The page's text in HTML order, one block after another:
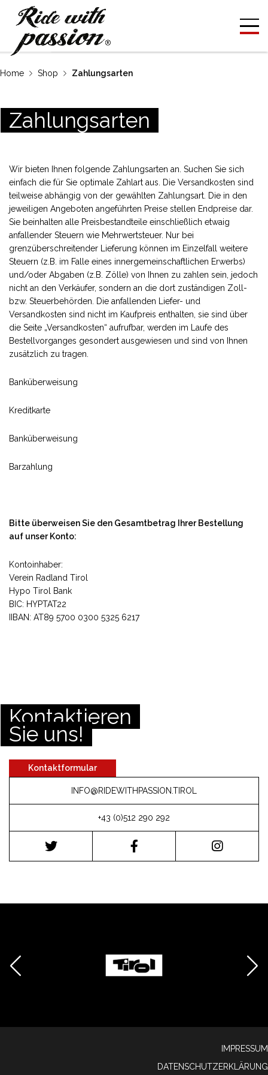
Home Shop Zahlungsarten
Zahlungsarten
Wir bieten Ihnen folgende Zahlungsarten an. Suchen Sie sich
einfach die für Sie optimale Zahlart aus. Die Versandkosten sind
teilweise abhängig von der gewählten Zahlungsart. Die in den
jeweiligen Angeboten angeführten Preise stellen Endpreise dar.
Sie beinhalten alle Preisbestandteile einschließlich etwaig
anfallender Steuern wie Mehrwertsteuer. Nur bei
grenzüberschreitender Lieferung können im Einzelfall weitere
Steuern (z.B. im Falle eines innergemeinschaftlichen Erwerbs)
und/oder Abgaben (z.B. Zölle) von Ihnen zu zahlen sein, jedoch
nicht an den Verkäufer, sondern an die dort zuständigen Zoll-
bzw. Steuerbehörden. Die anfallenden Liefer- und
Versandkosten sind nicht im Kaufpreis enthalten, sie sind über
die Seite „Versandkosten“ aufrufbar, werden im Laufe des
Bestellvorganges gesondert ausgewiesen und sind von Ihnen
zusätzlich zu tragen.
Banküberweisung
Kreditkarte
Banküberweisung
Barzahlung
Bitte überweisen Sie den Gesamtbetrag Ihrer Bestellung
auf unser Konto:
Kontoinhaber:
Verein Radland Tirol
Hypo Tirol Bank
BIC: HYPTAT22
IIBAN: AT89 5700 0300 5325 6217
Kontaktieren
Sie uns!
Kontaktformular
INFO@RIDEWITHPASSION.TIROL
+43 (0)512 290 292
IMPRESSUM
DATENSCHUTZERKLÄRUNG